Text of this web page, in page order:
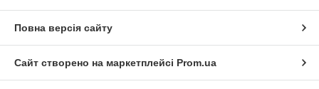
Повна версія сайту
Сайт створено на маркетплейсі Prom.ua